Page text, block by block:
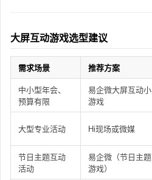
大屏互动游戏选型建议
需求场景 推荐方案
中小型年会、
预算有限
易企微大屏互动小
游戏
大型专业活动 Hi现场或微媒
节日主题互动
活动
易企微（节日主题
游戏）